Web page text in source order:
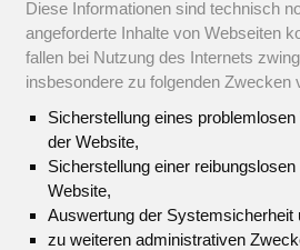
Diese Informationen sind technisch
angeforderte Inhalte von Webseiten
fallen bei Nutzung des Internets
insbesondere zu folgenden Zwecken
Sicherstellung eines
der Website,
Sicherstellung einer
Website,
Auswertung der Systemsicherheit
zu weiteren administrativen